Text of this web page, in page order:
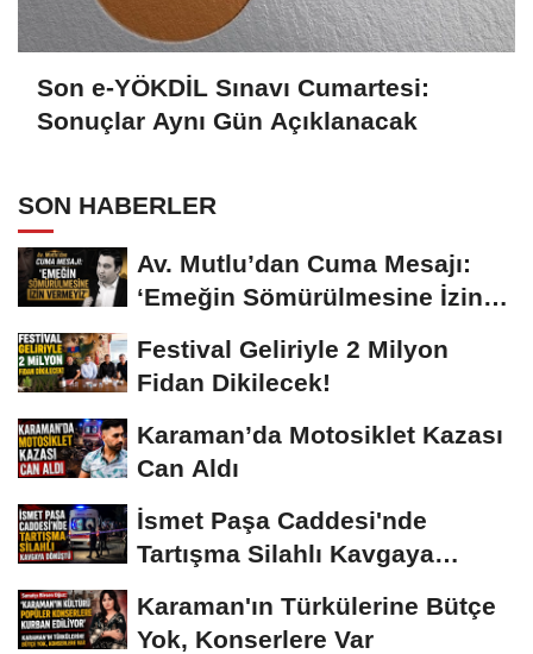
Son e-YÖKDİL Sınavı Cumartesi:
Sonuçlar Aynı Gün Açıklanacak
SON HABERLER
Av. Mutlu’dan Cuma Mesajı:
‘Emeğin Sömürülmesine İzin
Festival Geliriyle 2 Milyon
Fidan Dikilecek!
Karaman’da Motosiklet Kazası
Can Aldı
İsmet Paşa Caddesi'nde
Tartışma Silahlı Kavgaya
Karaman'ın Türkülerine Bütçe
Yok, Konserlere Var